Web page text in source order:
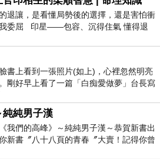
退讓，是看懂局勢後的選擇，還是害怕衝
委屈 印星——包容、沉得住氣 懂得退
，不會
書上看到一張照片(如上)，心裡忽然明亮
剛好早上看了一篇「白痴愛做夢」台長寫
在回顧年輕時瘋狂愛上
純純男子漢
我們的高峰》～純純男子漢～恭賀新書出
新書〞八十八頁的青春〞大賣！記得你曾
版留言…「好讚的圖^^感覺大家